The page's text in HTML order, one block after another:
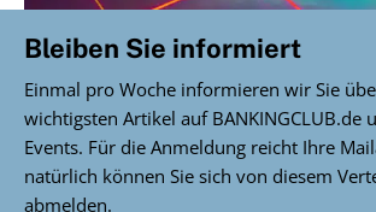
Bleiben Sie informiert
Einmal pro Woche informieren wir Sie
wichtigsten Artikel auf BANKINGCLUB.de
Events. Für die Anmeldung reicht Ihre
natürlich können Sie sich von diesem
abmelden.